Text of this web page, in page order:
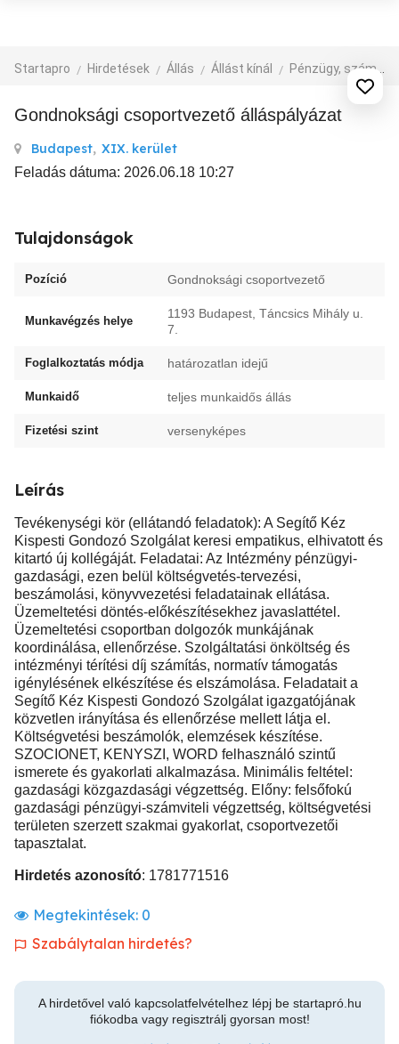
Startapro Hirdetések Állás Állást kínál Pénzügy, számvitel
Gondnoksági csoportvezető álláspályázat
Budapest, XIX. kerület
Feladás dátuma: 2026.06.18 10:27
Tulajdonságok
Pozíció Gondnoksági csoportvezető
Munkavégzés helye
1193 Budapest, Táncsics Mihály u.
7.
Foglalkoztatás módja határozatlan idejű
Munkaidő teljes munkaidős állás
Fizetési szint versenyképes
Leírás
Tevékenységi kör (ellátandó feladatok): A Segítő Kéz
Kispesti Gondozó Szolgálat keresi empatikus, elhivatott és
kitartó új kollégáját. Feladatai: Az Intézmény pénzügyi-
gazdasági, ezen belül költségvetés-tervezési,
beszámolási, könyvvezetési feladatainak ellátása.
Üzemeltetési döntés-előkészítésekhez javaslattétel.
Üzemeltetési csoportban dolgozók munkájának
koordinálása, ellenőrzése. Szolgáltatási önköltség és
intézményi térítési díj számítás, normatív támogatás
igénylésének elkészítése és elszámolása. Feladatait a
Segítő Kéz Kispesti Gondozó Szolgálat igazgatójának
közvetlen irányítása és ellenőrzése mellett látja el.
Költségvetési beszámolók, elemzések készítése.
SZOCIONET, KENYSZI, WORD felhasználó szintű
ismerete és gyakorlati alkalmazása. Minimális feltétel:
gazdasági közgazdasági végzettség. Előny: felsőfokú
gazdasági pénzügyi-számviteli végzettség, költségvetési
területen szerzett szakmai gyakorlat, csoportvezetői
tapasztalat.
Hirdetés azonosító: 1781771516
Megtekintések: 0
Szabálytalan hirdetés?
A hirdetővel való kapcsolatfelvételhez lépj be startapró.hu
fiókodba vagy regisztrálj gyorsan most!